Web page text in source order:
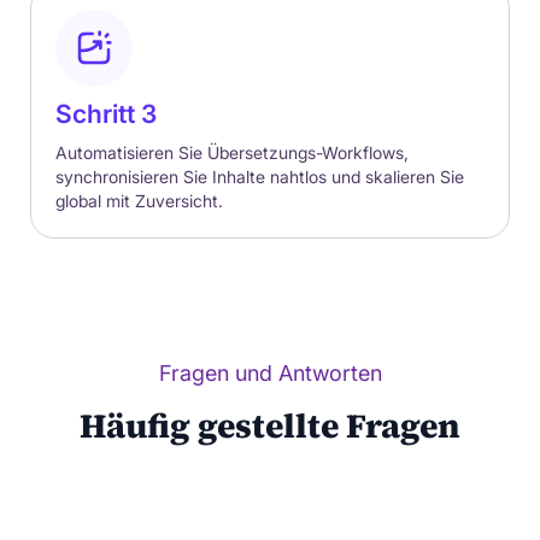
Schritt 3
Automatisieren Sie Übersetzungs-Workflows,
synchronisieren Sie Inhalte nahtlos und skalieren Sie
global mit Zuversicht.
Fragen und Antworten
Häufig gestellte Fragen